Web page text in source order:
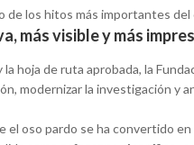
de los hitos más importantes
más visible y más
hoja de ruta aprobada, la
modernizar la investigación y
el oso pardo se ha convertido